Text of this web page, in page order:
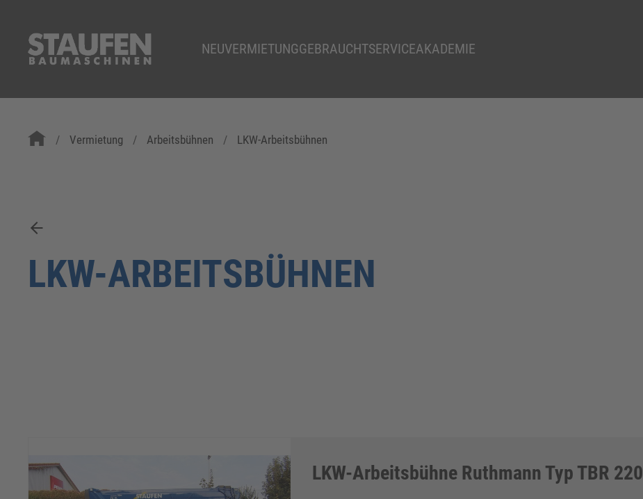
NEUVERMIETUNGGEBRAUCHTSERVICEAKADEMIE
Vermietung Arbeitsbühnen LKW-Arbeitsbühnen
LKW-ARBEITSBÜHNEN
LKW-Arbeitsbühne Ruthmann Typ TBR 220